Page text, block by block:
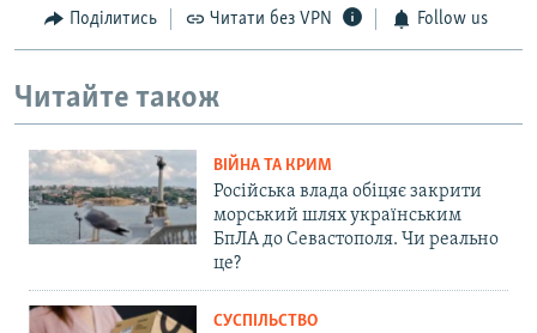
Поділитись Читати без VPN Follow us
Читайте також
ВІЙНА ТА КРИМ
Російська влада обіцяє закрити
морський шлях українським
БпЛА до Севастополя. Чи реально
це?
СУСПІЛЬСТВО